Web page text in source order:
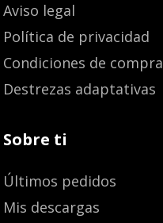
Aviso legal
Política de privacidad
Condiciones de compra
Destrezas adaptativas
Sobre ti
Últimos pedidos
Mis descargas